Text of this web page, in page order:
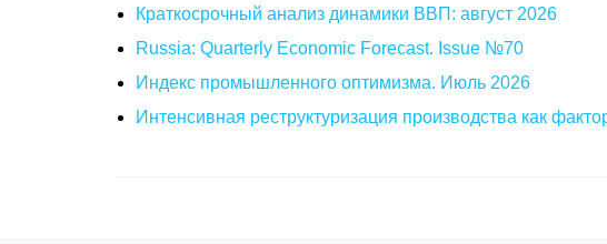
Краткосрочный анализ динамики ВВП: август 2026
Russia: Quarterly Economic Forecast. Issue №70
Индекс промышленного оптимизма. Июль 2026
Интенсивная реструктуризация производства как